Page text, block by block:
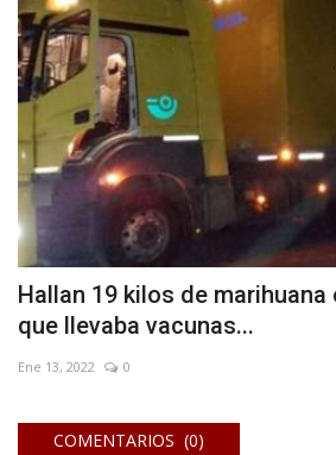
Hallan 19 kilos de marihuana
que llevaba vacunas...
Ene 13, 2022 0
COMENTARIOS (0)